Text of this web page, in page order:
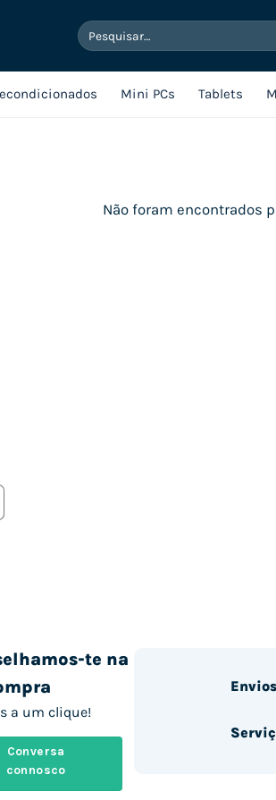
Pesquisar
por:
Mini PCs Tablets
Não foram encontrados
te na
a um clique!
Conversa
connosco